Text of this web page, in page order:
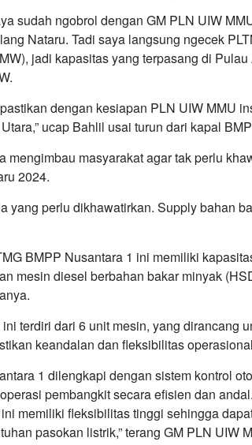
sudah ngobrol dengan GM PLN UIW
Nataru. Tadi saya langsung ngecek
jadi kapasitas yang terpasang di
dengan kesiapan PLN UIW MMU
ucap Bahlil usai turun dari kapal
mengimbau masyarakat agar tak perlu
2024.
yang perlu dikhawatirkan. Supply bahan
BMPP Nusantara 1 ini memiliki
mesin diesel berbahan bakar minyak
terdiri dari 6 unit mesin, yang dirancang
keandalan dan fleksibilitas
1 dilengkapi dengan sistem kontrol
pembangkit secara efisien dan
memiliki fleksibilitas tinggi sehingga
pasokan listrik,” terang GM PLN UIW